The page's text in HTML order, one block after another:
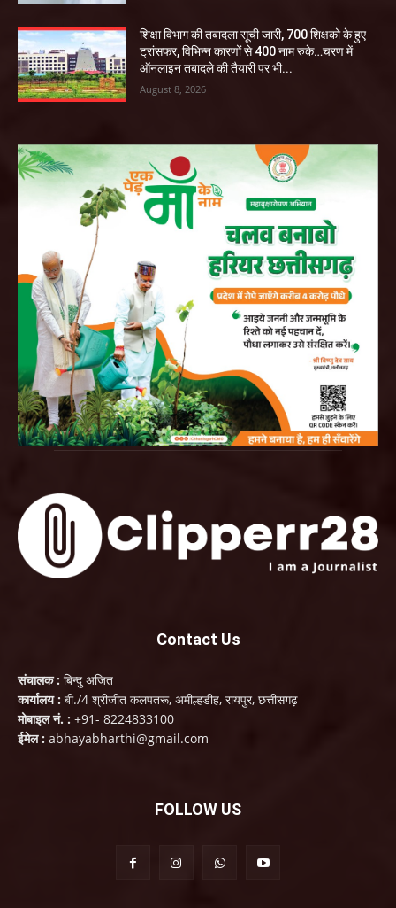
शिक्षा विभाग की तबादला सूची जारी, 700 शिक्षको के हुए
ट्रांसफर, विभिन्न कारणों से 400 नाम रुके…चरण में
ऑनलाइन तबादले की तैयारी पर भी...
August 8, 2026
Contact Us
संचालक : बिन्दु अजित
कार्यालय : बी./4 श्रीजीत कलपतरू, अमील्हडीह, रायपुर, छत्तीसगढ़
मोबाइल नं. : +91- 8224833100
ईमेल : abhayabharthi@gmail.com
FOLLOW US